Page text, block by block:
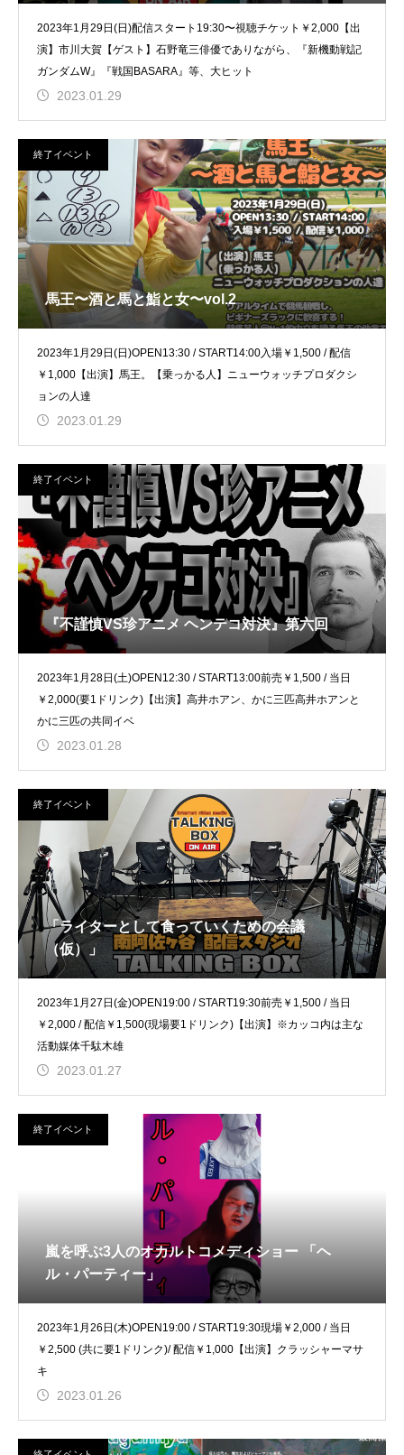
2023年1月29日(日)配信スタート19:30〜視聴チケット￥2,000【出
演】市川大賀【ゲスト】石野竜三俳優でありながら、『新機動戦記
ガンダムW』『戦国BASARA』等、大ヒット
2023.01.29
終了イベント
馬王〜酒と馬と鮨と女〜vol.2
2023年1月29日(日)OPEN13:30 / START14:00入場￥1,500 / 配信
￥1,000【出演】馬王。【乗っかる人】ニューウォッチプロダクシ
ョンの人達
2023.01.29
終了イベント
『不謹慎VS珍アニメ ヘンテコ対決』第六回
2023年1月28日(土)OPEN12:30 / START13:00前売￥1,500 / 当日
￥2,000(要1ドリンク)【出演】高井ホアン、かに三匹高井ホアンと
かに三匹の共同イベ
2023.01.28
終了イベント
「ライターとして食っていくための会議
（仮）」
2023年1月27日(金)OPEN19:00 / START19:30前売￥1,500 / 当日
￥2,000 / 配信￥1,500(現場要1ドリンク)【出演】※カッコ内は主な
活動媒体千駄木雄
2023.01.27
終了イベント
嵐を呼ぶ3人のオカルトコメディショー 「ヘ
ル・パーティー」
2023年1月26日(木)OPEN19:00 / START19:30現場￥2,000 / 当日
￥2,500 (共に要1ドリンク)/ 配信￥1,000【出演】クラッシャーマサ
キ
2023.01.26